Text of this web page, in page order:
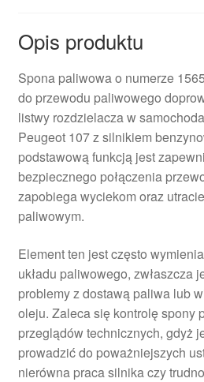
Opis produktu
Spona paliwowa o numerze
do przewodu paliwowego
listwy rozdzielacza w
Peugeot 107 z silnikiem
podstawową funkcją jest
bezpiecznego połączenia
zapobiega wyciekom oraz
paliwowym.
Element ten jest często
układu paliwowego, zwłaszcza
problemy z dostawą paliwa lub
oleju. Zaleca się kontrolę spony
przeglądów technicznych, gdyż
prowadzić do poważniejszych
nierówna praca silnika czy